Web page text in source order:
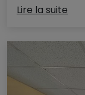
Lire la suite